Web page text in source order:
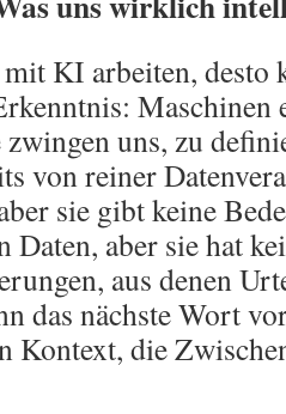
KI arbeiten, desto
Maschinen
uns, zu
von reiner
sie gibt keine
Daten, aber sie hat
aus denen
das nächste Wort
Kontext, die